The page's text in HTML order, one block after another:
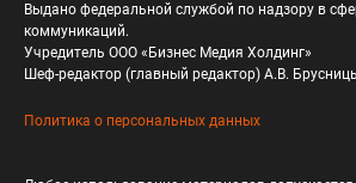
Выдано федеральной службой по надзору в
коммуникаций.
Учредитель ООО «Бизнес Медия Холдинг»
Шеф-редактор (главный редактор) А.В.
Политика о персональных данных